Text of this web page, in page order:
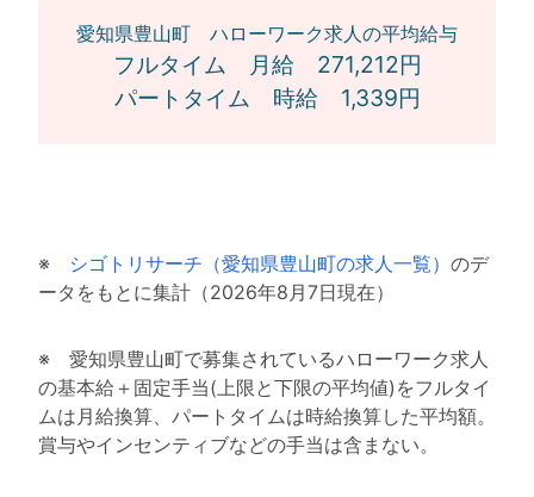
愛知県豊山町 ハローワーク求人の平均給与
フルタイム 月給 271,212円
パートタイム 時給 1,339円
※ シゴトリサーチ（愛知県豊山町の求人一覧） のデ
ータをもとに集計（2026年8月7日現在）
※ 愛知県豊山町で募集されているハローワーク求人
の基本給＋固定手当(上限と下限の平均値)をフルタイ
ムは月給換算、パートタイムは時給換算した平均額。
賞与やインセンティブなどの手当は含まない。